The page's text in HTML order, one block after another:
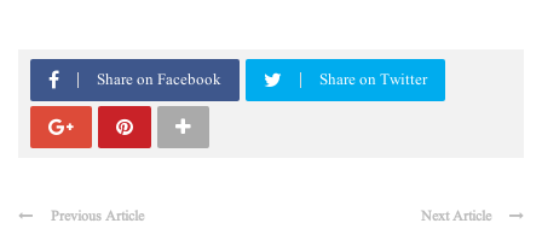
Share on Facebook Share on Twitter
Previous Article Next Article